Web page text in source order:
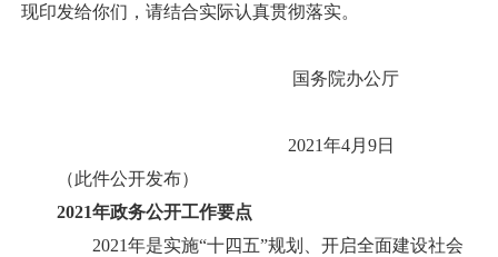
现印发给你们，请结合实际认真贯彻落实。
国务院办公厅
2021年4月9日
（此件公开发布）
2021年政务公开工作要点
2021年是实施“十四五”规划、开启全面建设社会